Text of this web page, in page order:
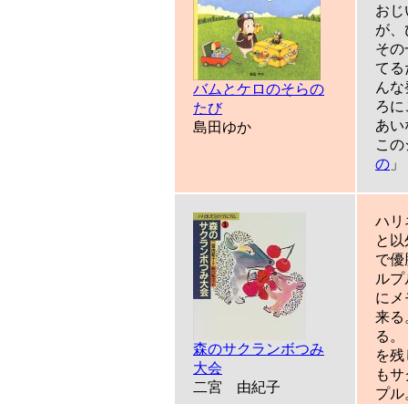
バムとケロのそらの
たび
島田ゆか
お
が
そ
てる
ん
ろ
あ
こ
の
森のサクランボつみ
大会
二宮 由紀子
ハリ
と
で
ル
に
来る
る
を
も
プル